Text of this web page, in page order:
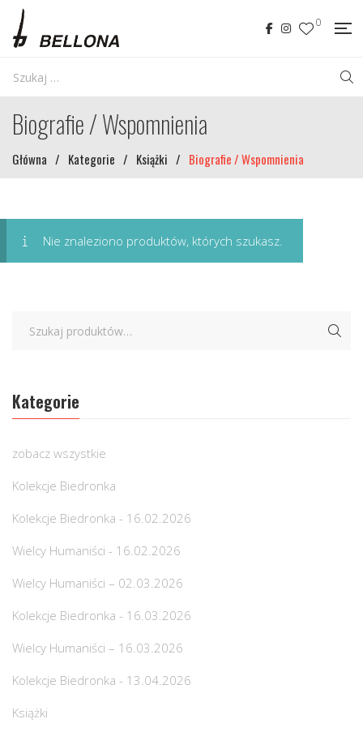
0
Biografie / Wspomnienia
Główna / Kategorie / Książki / Biografie / Wspomnienia
Nie znaleziono produktów, których szukasz.
Kategorie
zobacz wszystkie
Kolekcje Biedronka
Kolekcje Biedronka - 16.02.2026
Wielcy Humaniści - 16.02.2026
Wielcy Humaniści – 02.03.2026
Kolekcje Biedronka - 16.03.2026
Wielcy Humaniści – 16.03.2026
Kolekcje Biedronka - 13.04.2026
Książki